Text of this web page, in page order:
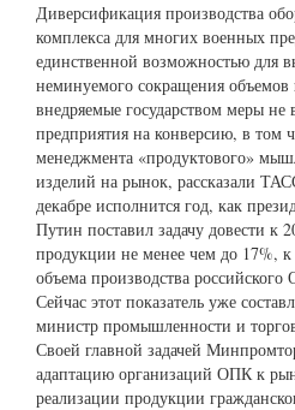
Диверсификация производства
комплекса для многих военных
единственной возможностью для
неминуемого сокращения объемов
внедряемые государством меры не
предприятия на конверсию, в том
менеджмента «продуктового»
изделий на рынок, рассказали
декабре исполнится год, как
Путин поставил задачу довести к
продукции не менее чем до 17%,
объема производства
Сейчас этот показатель уже
министр промышленности и
Своей главной задачей
адаптацию организаций ОПК к
реализации продукции